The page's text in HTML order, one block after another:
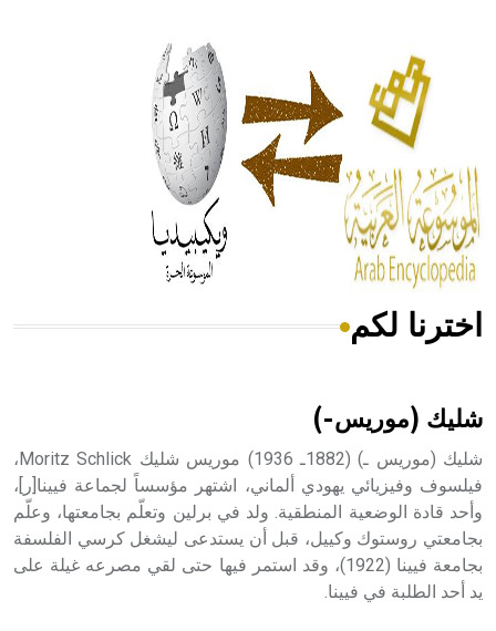
الحكم، الأدلة، تنظيم التغذية، ورسالته في جروح الرأس. ويعود
له الفضل بأنه حرر الطب من الدين والفلسفة.
- هل تعلم أن المرجان إفراز حيواني يتكون في البحر ويتركب
من مادة كربونات الكلسيوم، وهو أحمر أو شديد الحمرة وهو
أجود أنواعه، ويمتاز بكبر الحجم ويسمى الش
هل تعلم أن الأبسيد كلمة فرنسية اللفظ تم اعتمادها مصطلحاً
- هل تعلم أن أبجر Abgar اسم معروف جيداً يعود إلى عدد من
الملوك الذين حكموا مدينة إديسا (الرها) من أبجر الأول وحتى
التاسع، وهم ينتسبون إلى أسرة أوسروين
اخترنا لكم
شليك (موريس-)
شليك (موريس ـ) (1882ـ 1936) موريس شليك Moritz Schlick،
فيلسوف وفيزيائي يهودي ألماني، اشتهر مؤسساً لجماعة فيينا[ر]،
وأحد قادة الوضعية المنطقية. ولد في برلين وتعلّم بجامعتها، وعلّم
بجامعتي روستوك وكييل، قبل أن يستدعى ليشغل كرسي الفلسفة
بجامعة فيينا (1922)، وقد استمر فيها حتى لقي مصرعه غيلة على
يد أحد الطلبة في فيينا.